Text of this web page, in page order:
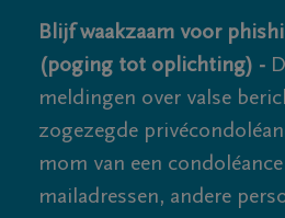
Blijf waakzaam voor
(poging tot oplichting) -
meldingen over valse
zogezegde
mom van een
mailadressen, andere